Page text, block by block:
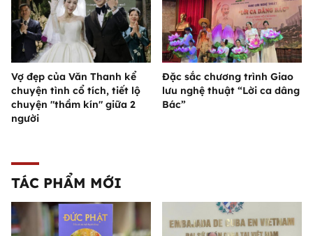
Vợ đẹp của Văn Thanh kể
chuyện tình cổ tích, tiết lộ
chuyện "thầm kín" giữa 2
người
Đặc sắc chương trình Giao
lưu nghệ thuật “Lời ca dâng
Bác”
TÁC PHẨM MỚI